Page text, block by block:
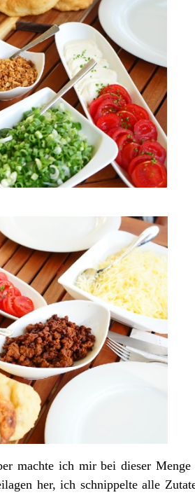
machte ich mir bei dieser Menge
her, ich schnippelte alle